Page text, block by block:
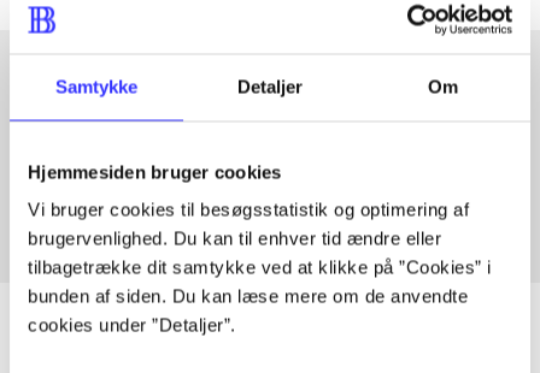
Samtykke Detaljer Om
Hjemmesiden bruger cookies
Vi bruger cookies til besøgsstatistik og optimering af
brugervenlighed. Du kan til enhver tid ændre eller
tilbagetrække dit samtykke ved at klikke på ”Cookies” i
bunden af siden. Du kan læse mere om de anvendte
cookies under ”Detaljer”.
Artikler med samme emner
Fra